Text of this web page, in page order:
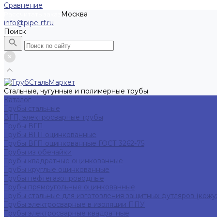
Сравнение
Москва
info@pipe-rf.ru
Поиск
Стальные, чугунные и полимерные трубы
Каталог
Трубы стальные
ВГП, электросварные трубы
Трубы ВГП
Трубы ВГП оцинкованные
Трубы ВГП оцинкованные ГОСТ 3262-75
Трубы из обечайки
Трубы квадратные оцинкованные
Трубы круглые оцинкованные
Трубы нефтегазопроводные
Трубы прямоугольные оцинкованные
Трубы стальные для изготовления защитных футляров
Трубы электросварные в изоляции ППУ
Трубы электросварные квадратные